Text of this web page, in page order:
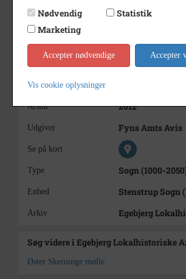
Type Aviser og artikler
Bemærkning
Midtervej 17.
af Jesper
Årstal 2012
Udgiver Fyns Amts Avis
Se på kort
Type Sogn (1000-
Enhed Stenstrup Sogn
Arkiv Egebjerg
Søg videre i Egebjerg Lokalhistoriske
Øster Skerninge mølle
Nødvendig
Statistik
Marketing
Accepter nødvendige Accepter
Vis cookie oplysninger